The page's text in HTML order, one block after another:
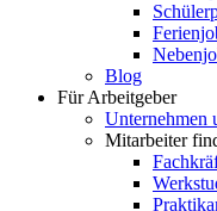
Blog
Für Arbeitgeber
Unternehmen
Mitarbeiter